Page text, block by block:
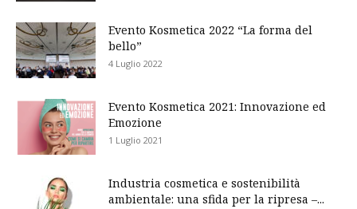
Evento Kosmetica 2022 “La forma del
bello”
4 Luglio 2022
Evento Kosmetica 2021: Innovazione ed
Emozione
1 Luglio 2021
Industria cosmetica e sostenibilità
ambientale: una sfida per la ripresa –...